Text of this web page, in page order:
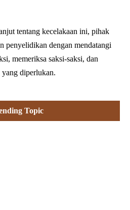
tentang kecelakaan ini, pihak
penyelidikan dengan mendatangi
memeriksa saksi-saksi, dan
diperlukan.
Topic